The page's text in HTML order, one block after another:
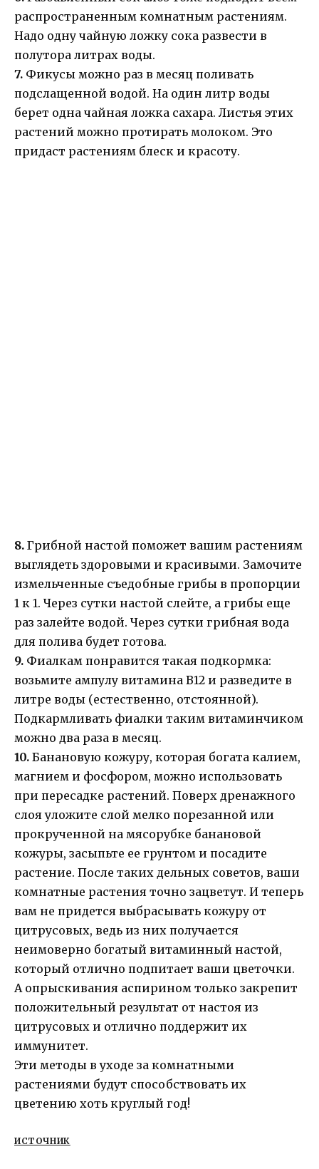
распространенным комнатным растениям.
Надо одну чайную ложку сока развести в
полутора литрах воды.
7. Фикусы можно раз в месяц поливать
подслащенной водой. На один литр воды
берет одна чайная ложка сахара. Листья этих
растений можно протирать молоком. Это
придаст растениям блеск и красоту.
8. Грибной настой поможет вашим растениям
выглядеть здоровыми и красивыми. Замочите
измельченные съедобные грибы в пропорции
1 к 1. Через сутки настой слейте, а грибы еще
раз залейте водой. Через сутки грибная вода
для полива будет готова.
9. Фиалкам понравится такая подкормка:
возьмите ампулу витамина В12 и разведите в
литре воды (естественно, отстоянной).
Подкармливать фиалки таким витаминчиком
можно два раза в месяц.
10. Банановую кожуру, которая богата калием,
магнием и фосфором, можно использовать
при пересадке растений. Поверх дренажного
слоя уложите слой мелко порезанной или
прокрученной на мясорубке банановой
кожуры, засыпьте ее грунтом и посадите
растение. После таких дельных советов, ваши
комнатные растения точно зацветут. И теперь
вам не придется выбрасывать кожуру от
цитрусовых, ведь из них получается
неимоверно богатый витаминный настой,
который отлично подпитает ваши цветочки.
А опрыскивания аспирином только закрепит
положительный результат от настоя из
цитрусовых и отлично поддержит их
иммунитет.
Эти методы в уходе за комнатными
растениями будут способствовать их
цветению хоть круглый год!
ИСТОЧНИК